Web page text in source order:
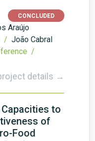
CONCLUDED
Araújo
/ João Cabral
/
details →
to
of
Food